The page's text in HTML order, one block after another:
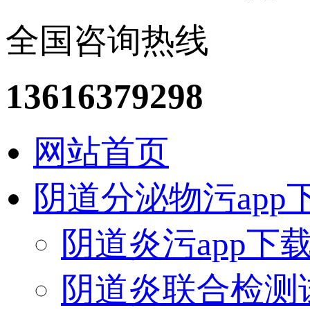
全国咨询热线
13616379298
网站首页
阴道分泌物污app
阴道炎污app下
阴道炎联合检测